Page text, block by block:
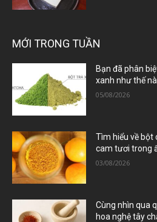
MỚI TRONG TUẦN
Bạn đã phân
xanh như thế
05/08/2026
Tìm hiểu về bột
cam tươi trong
03/08/2026
Cùng nhìn qua
hoa nghệ tây